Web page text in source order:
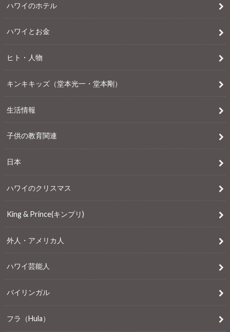
ハワイのホテル
ハワイとお金
ヒト・人物
キンキキッズ（堂本光一・堂本剛）
生活情報
子供の教育関連
日本
ハワイのクリスマス
King & Prince(キンプリ)
外人・アメリカ人
ハワイ芸能人
バイリンガル
フラ（Hula）